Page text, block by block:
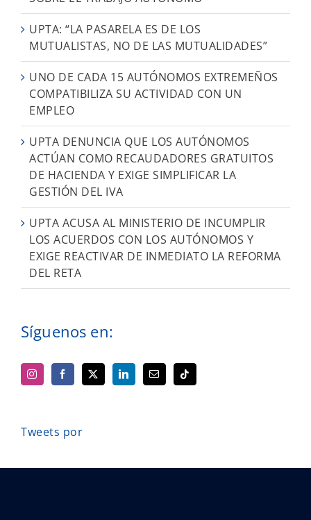
UPTA: “LA PASARELA ES DE LOS
MUTUALISTAS, NO DE LAS MUTUALIDADES”
UNO DE CADA 15 AUTÓNOMOS EXTREMEÑOS
COMPATIBILIZA SU ACTIVIDAD CON UN
EMPLEO
UPTA DENUNCIA QUE LOS AUTÓNOMOS
ACTÚAN COMO RECAUDADORES GRATUITOS
DE HACIENDA Y EXIGE SIMPLIFICAR LA
GESTIÓN DEL IVA
UPTA ACUSA AL MINISTERIO DE INCUMPLIR
LOS ACUERDOS CON LOS AUTÓNOMOS Y
EXIGE REACTIVAR DE INMEDIATO LA REFORMA
DEL RETA
Síguenos en:
Tweets por